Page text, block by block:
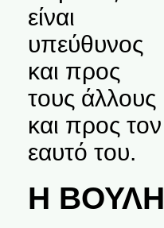
είναι
υπεύθυνος
και προς
τους άλλους
και προς τον
εαυτό του.
Η ΒΟΥΛΗ